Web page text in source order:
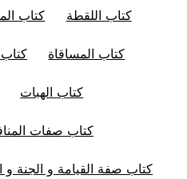
كتاب اللقطة كتاب
كتاب المساقاة كتاب
كتاب الهبات
كتاب صفات
كتاب صفة القيامة و الجنة و